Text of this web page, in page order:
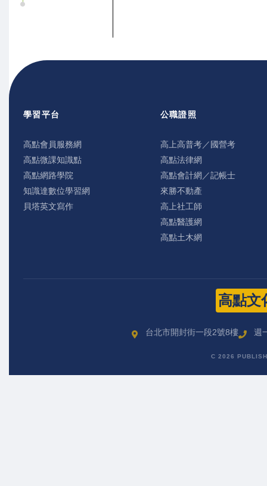
學習平台
高點會員服務網
高點微課知識點
高點網路學院
知識達數位學習網
貝塔英文寫作
公職證照
高上高普考／國營考
高點法律網
高點會計網／記帳士
來勝不動產
高上社工師
高點醫護網
高點土木網
高點文
台北市開封街一段2號8樓 週
C 2026